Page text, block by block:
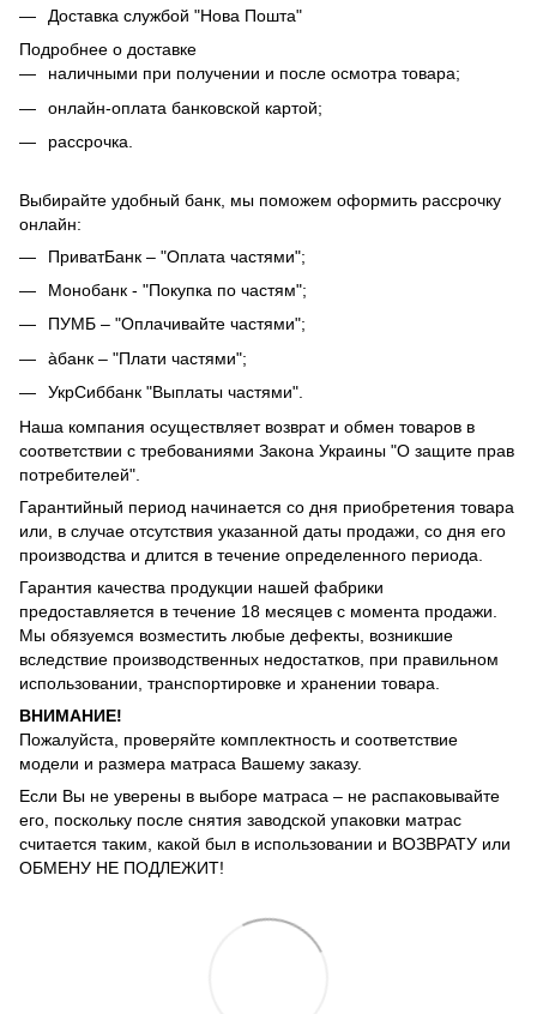
Доставка службой "Нова Пошта"
Подробнее о доставке
наличными при получении и после осмотра товара;
онлайн-оплата банковской картой;
рассрочка.
Выбирайте удобный банк, мы поможем оформить рассрочку
онлайн:
ПриватБанк – "Оплата частями";
Монобанк - "Покупка по частям";
ПУМБ – "Оплачивайте частями";
àбанк – "Плати частями";
УкрСиббанк "Выплаты частями".
Наша компания осуществляет возврат и обмен товаров в
соответствии с требованиями Закона Украины "О защите прав
потребителей".
Гарантийный период начинается со дня приобретения товара
или, в случае отсутствия указанной даты продажи, со дня его
производства и длится в течение определенного периода.
Гарантия качества продукции нашей фабрики
предоставляется в течение 18 месяцев с момента продажи.
Мы обязуемся возместить любые дефекты, возникшие
вследствие производственных недостатков, при правильном
использовании, транспортировке и хранении товара.
ВНИМАНИЕ!
Пожалуйста, проверяйте комплектность и соответствие
модели и размера матраса Вашему заказу.
Если Вы не уверены в выборе матраса – не распаковывайте
его, поскольку после снятия заводской упаковки матрас
считается таким, какой был в использовании и ВОЗВРАТУ или
ОБМЕНУ НЕ ПОДЛЕЖИТ!